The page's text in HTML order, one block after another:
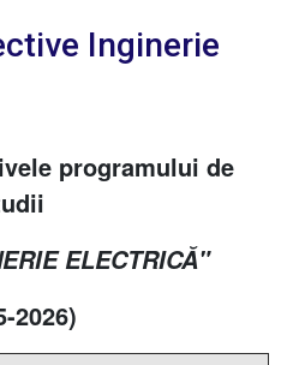
Inginerie
programului de
ELECTRICĂ"
-2026)